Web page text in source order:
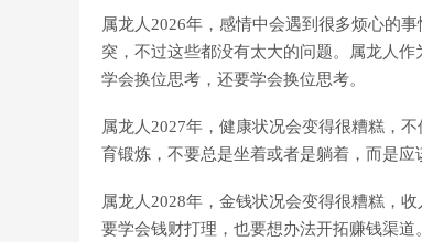
属龙人2026年，感情中会遇到很多烦心的
突，不过这些都没有太大的问题。属龙人
学会换位思考，还要学会换位思考。
属龙人2027年，健康状况会变得很糟糕，
育锻炼，不要总是坐着或者是躺着，而是应
属龙人2028年，金钱状况会变得很糟糕，
要学会钱财打理，也要想办法开拓赚钱渠道。